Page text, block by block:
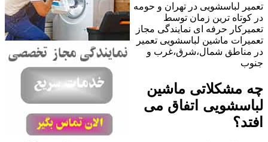
تعمیر لباسشویی در تهران و حومه
در کوتاه ترین زمان توسط
تعمیرکار حرفه ای نمایندگی مجاز
تعمیرات ماشین لباسشویی تعمیر
در مناطق شمال،شرق،غرب و
جنوب
چه مشکلاتی ماشین
لباسشویی اتفاق می
افتد؟